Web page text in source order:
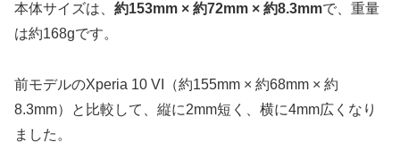
本体サイズは、 約153mm × 約72mm × 約8.3mmで、重量
は約168gです。
前モデルのXperia 10 VI（約155mm × 約68mm × 約
8.3mm）と比較して、縦に2mm短く、横に4mm広くなり
ました。